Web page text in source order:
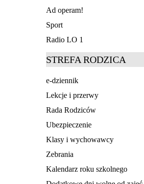
Ad operam!
Sport
Radio LO 1
STREFA RODZICA
e-dziennik
Lekcje i przerwy
Rada Rodziców
Ubezpieczenie
Klasy i wychowawcy
Zebrania
Kalendarz roku szkolnego